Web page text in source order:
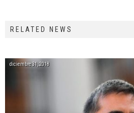
RELATED NEWS
diciembre 31, 2018